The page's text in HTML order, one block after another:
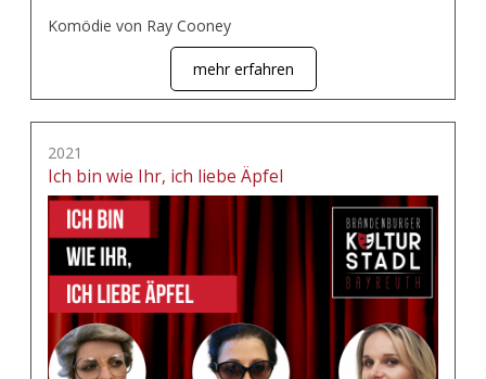
Komödie von Ray Cooney
mehr erfahren
2021
Ich bin wie Ihr, ich liebe Äpfel